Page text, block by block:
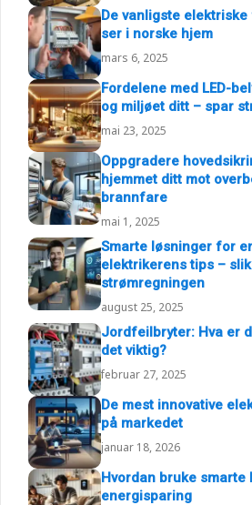
De vanligste
ser i norske hjem
mars 6, 2025
Fordelene med LED-
og miljøet ditt – spar
mai 23, 2025
Oppgradere
hjemmet ditt mot
brannfare
mai 1, 2025
Smarte løsninger for
elektrikerens tips –
strømregningen
august 25, 2025
Jordfeilbryter: Hva er
det viktig?
februar 27, 2025
De mest innovative
på markedet
januar 18, 2026
Hvordan bruke
energisparing